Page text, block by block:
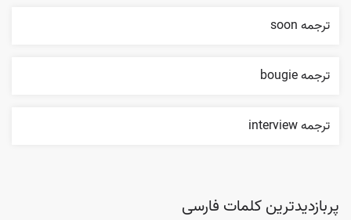
ترجمه soon
ترجمه bougie
ترجمه interview
پربازدیدترین کلمات فارسی